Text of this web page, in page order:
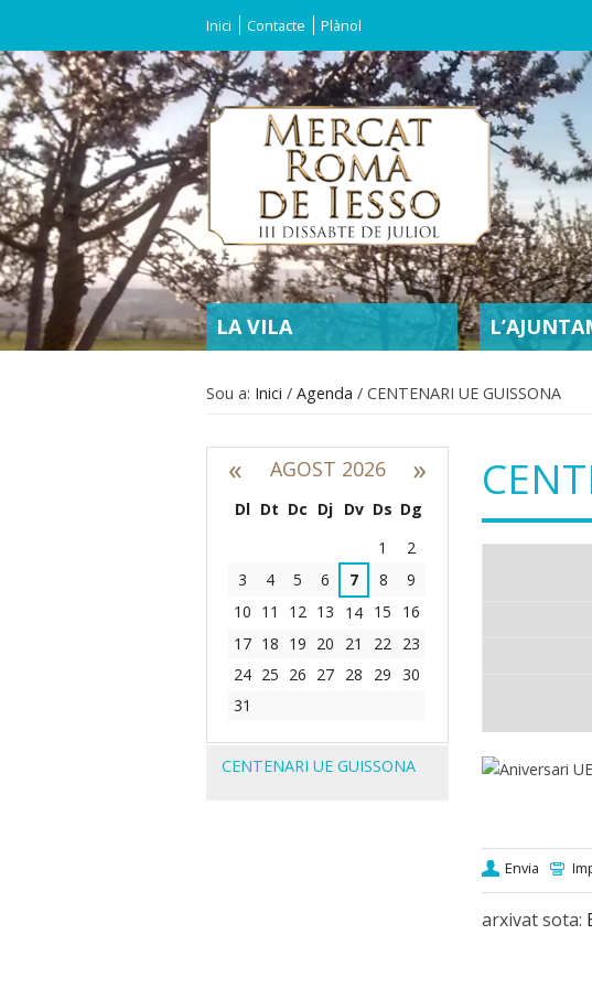
Inici Contacte Plànol
SECTIONS
LA VILA
Sou a: Inici / Agenda / CENTENARI UE GUISSONA
« AGOST 2026 »
Dl Dt Dc Dj Dv Ds Dg
1
2
3
4 5 6 7 8
9
10 11 12 13 14 15
16
17 18 19 20 21 22 23
24 25 26 27 28 29 30
31
Navegació
CENTENARI UE GUISSONA
Envia
arxivat sota: